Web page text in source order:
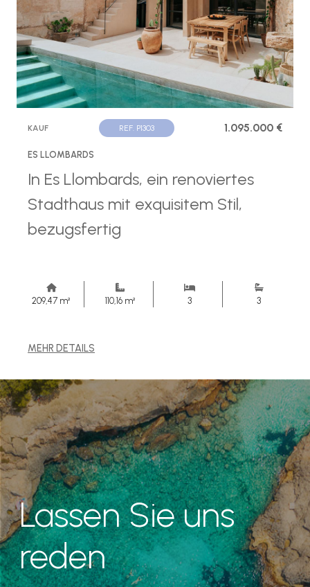
KAUF REF. P1303 1.095.000 €
ES LLOMBARDS
In Es Llombards, ein renoviertes
Stadthaus mit exquisitem Stil,
bezugsfertig
209,47 m² 110,16 m² 3 3
MEHR DETAILS
Lassen Sie uns
reden